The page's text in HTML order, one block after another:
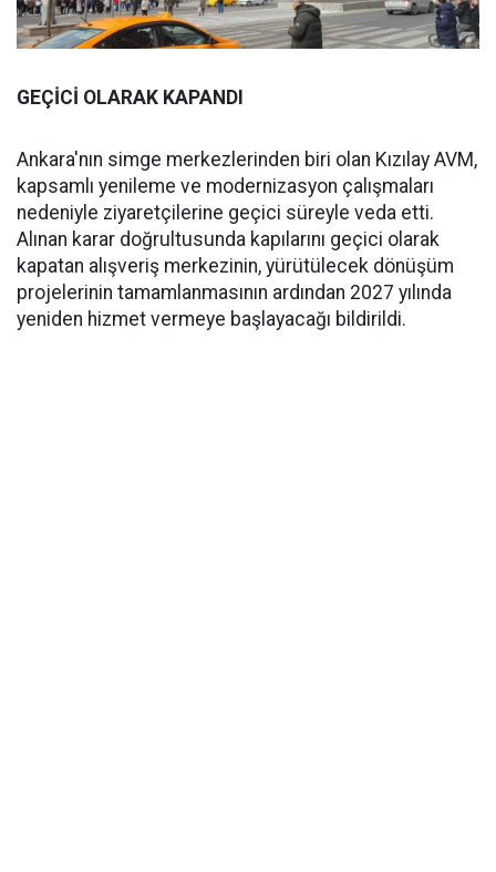
GEÇİCİ OLARAK KAPANDI
Ankara'nın simge merkezlerinden biri olan Kızılay AVM,
kapsamlı yenileme ve modernizasyon çalışmaları
nedeniyle ziyaretçilerine geçici süreyle veda etti.
Alınan karar doğrultusunda kapılarını geçici olarak
kapatan alışveriş merkezinin, yürütülecek dönüşüm
projelerinin tamamlanmasının ardından 2027 yılında
yeniden hizmet vermeye başlayacağı bildirildi.